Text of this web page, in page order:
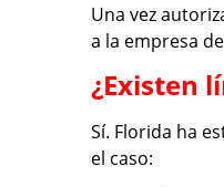
Una vez
a la empresa
¿Existen
Sí. Florida ha
el caso: